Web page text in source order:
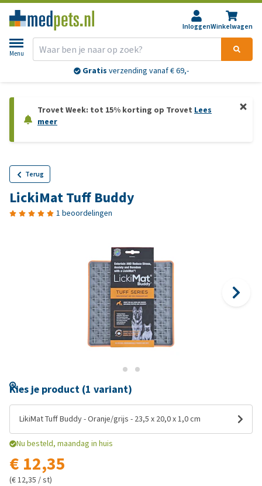
InloggenWinkelwagen
Menu
Gratis verzending vanaf € 69,-
Trovet Week: tot 15% korting op Trovet Lees
meer
Terug
LickiMat Tuff Buddy
1 beoordelingen
Kies je product (1 variant)
LikiMat Tuff Buddy - Oranje/grijs - 23,5 x 20,0 x 1,0 cm
Nu besteld, maandag in huis
€ 12,35
(€ 12,35 / st)